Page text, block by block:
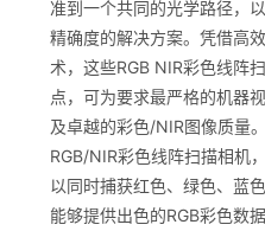
准到一个共同的光学路径，
精确度的解决方案。凭借高
术，这些RGB NIR彩色线阵
点，可为要求最严格的机器
及卓越的彩色/NIR图像质量
RGB/NIR彩色线阵扫描相机
以同时捕获红色、绿色、蓝
能够提供出色的RGB彩色数